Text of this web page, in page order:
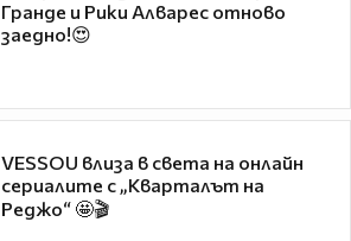
Гранде и Рики Алварес отново
заедно!😍
VESSOU влиза в света на онлайн
сериалите с „Кварталът на
Реджо“ 🤩🎬